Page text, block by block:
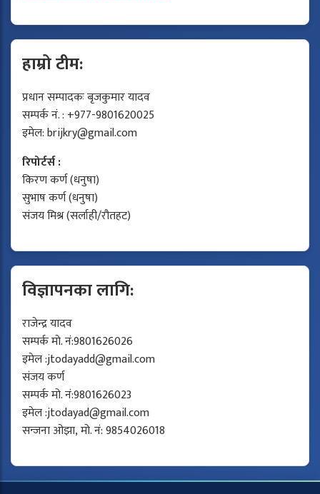
हाम्रो टीम:
प्रधान सम्पादकः बृजकुमार यादव
सम्पर्क नं. : +977-9801620025
इमेल:brijkry@gmail.com
रिपोर्टर्स :
किरण कर्ण (धनुषा)
सुभाष कर्ण (धनुषा)
संजय मिश्र (सर्लाही/रौतहट)
विज्ञापनका लागि:
राजेन्द्र यादव
सम्पर्क मो. नं:9801626026
इमेल :jtodayadd@gmail.com
संजय कर्ण
सम्पर्क मो. नं:9801626023
इमेल :jtodayad@gmail.com
सन्जना ओझा, मो. नं: 9854026018